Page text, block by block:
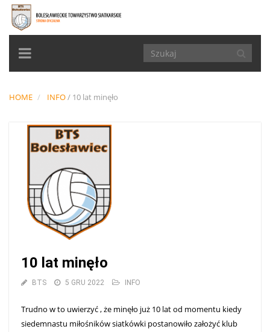
TOGGLE
NAVIGATION
HOME INFO/ 10 lat minęło
10 lat minęło
BTS 5 GRU 2022 INFO
Trudno w to uwierzyć , że minęło już 10 lat od momentu kiedy
siedemnastu miłośników siatkówki postanowiło założyć klub